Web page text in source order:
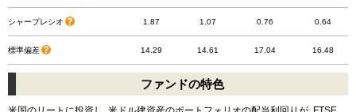
シャープレシオ 1.87 1.07 0.76 0.64
標準偏差 14.29 14.61 17.04 16.48
ファンドの特色